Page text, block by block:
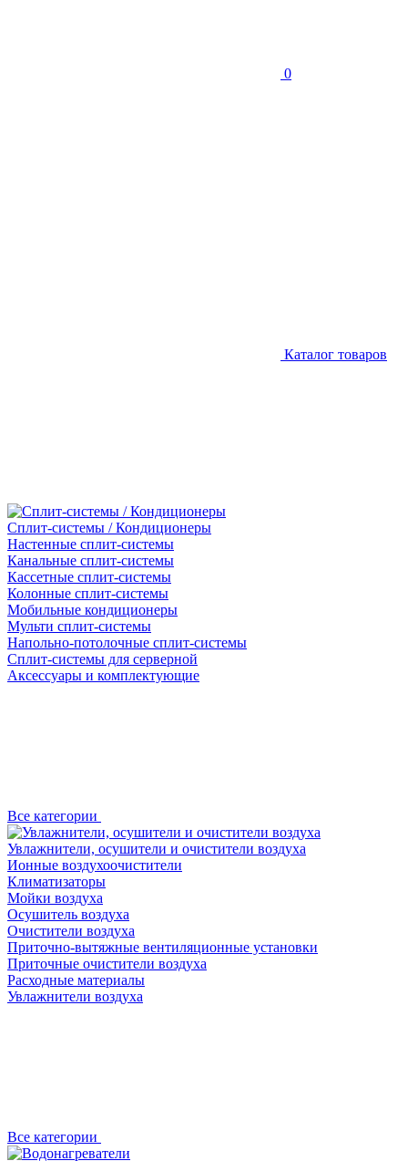
0
Каталог товаров
Сплит-системы / Кондиционеры
Настенные сплит-системы
Канальные сплит-системы
Кассетные сплит-системы
Колонные сплит-системы
Мобильные кондиционеры
Мульти сплит-системы
Напольно-потолочные сплит-системы
Сплит-системы для серверной
Аксессуары и комплектующие
Все категории
Увлажнители, осушители и очистители воздуха
Ионные воздухоочистители
Климатизаторы
Мойки воздуха
Осушитель воздуха
Очистители воздуха
Приточно-вытяжные вентиляционные установки
Приточные очистители воздуха
Расходные материалы
Увлажнители воздуха
Все категории